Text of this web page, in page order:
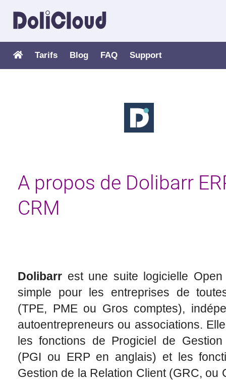
Tarifs Blog FAQ Support
A propos de Dolibarr
CRM
Dolibarr est une suite logicielle Open
simple pour les entreprises de
(TPE, PME ou Gros comptes),
autoentrepreneurs ou associations.
les fonctions de Progiciel de Gestion
(PGI ou ERP en anglais) et les
Gestion de la Relation Client (GRC, ou